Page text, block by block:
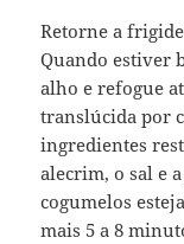
Retorne a
Quando estiver
alho e refogue
translúcida por
ingredientes
alecrim, o sal e
cogumelos
mais 5 a 8